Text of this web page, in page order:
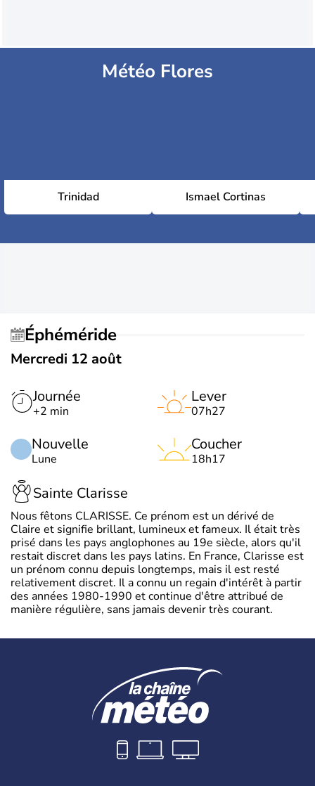
Météo Flores
Trinidad Ismael Cortinas
Éphéméride
Mercredi 12 août
Journée
+2 min
Nouvelle
Lune
Lever
07h27
Coucher
18h17
Sainte Clarisse
Nous fêtons CLARISSE. Ce prénom est un dérivé de
Claire et signifie brillant, lumineux et fameux. Il était très
prisé dans les pays anglophones au 19e siècle, alors qu'il
restait discret dans les pays latins. En France, Clarisse est
un prénom connu depuis longtemps, mais il est resté
relativement discret. Il a connu un regain d'intérêt à partir
des années 1980-1990 et continue d'être attribué de
manière régulière, sans jamais devenir très courant.